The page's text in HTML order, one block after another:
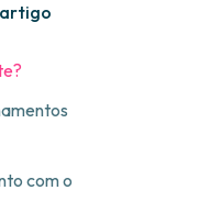
artigo
com o